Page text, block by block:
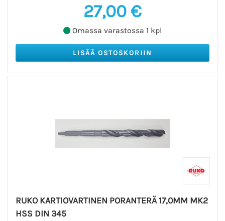
27,00 €
Omassa varastossa 1 kpl
RUKO KARTIOVARTINEN PORANTERÄ 17,0MM MK2
HSS DIN 345